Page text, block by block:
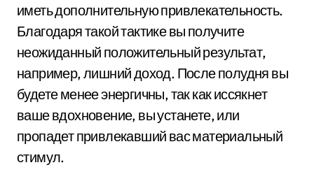
иметь дополнительную привлекательность.
Благодаря такой тактике вы получите
неожиданный положительный результат,
например, лишний доход. После полудня вы
будете менее энергичны, так как иссякнет
ваше вдохновение, вы устанете, или
пропадет привлекавший вас материальный
стимул.